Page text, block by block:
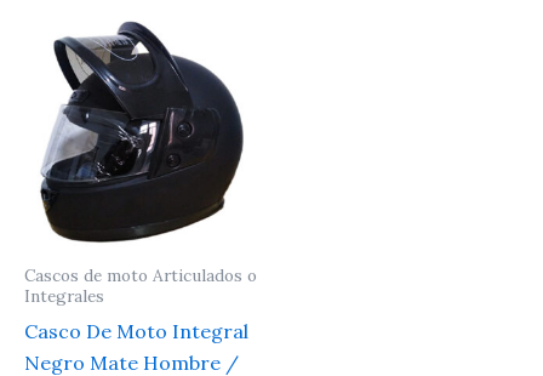
Cascos de moto Articulados o
Integrales
Casco De Moto Integral
Negro Mate Hombre /